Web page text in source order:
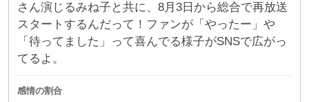
さん演じるみね子と共に、8月3日から総合で再放送
スタートするんだって！ファンが「やったー」や
「待ってました」って喜んでる様子がSNSで広がっ
てるよ。
感情の割合